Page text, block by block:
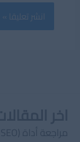
مراجعة أداة AIOSEO (All in One SEO) لووردبريس